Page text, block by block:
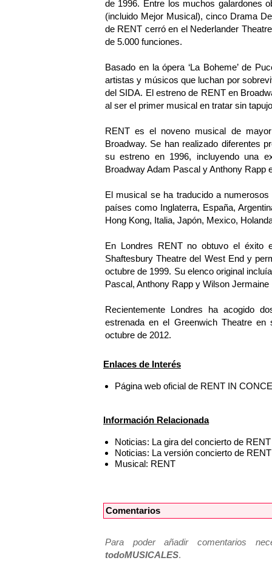
de 1996. Entre los muchos galardones
(incluido Mejor Musical), cinco Drama
de RENT cerró en el Nederlander
de 5.000 funciones.
Basado en la ópera ‘La Boheme’ de
artistas y músicos que luchan por
del SIDA. El estreno de RENT en
al ser el primer musical en tratar sin
RENT es el noveno musical de
Broadway. Se han realizado diferentes
su estreno en 1996, incluyendo una
Broadway Adam Pascal y Anthony Rapp
El musical se ha traducido a
países como Inglaterra, España,
Hong Kong, Italia, Japón, Mexico,
En Londres RENT no obtuvo el éxito
Shaftesbury Theatre del West End y
octubre de 1999. Su elenco original
Pascal, Anthony Rapp y Wilson Jermaine
Recientemente Londres ha acogido
estrenada en el Greenwich Theatre
octubre de 2012.
Enlaces de Interés
Página web oficial de RENT IN
Información Relacionada
Noticias: La gira del concierto de
Noticias: La versión concierto de
Musical: RENT
Comentarios
Para poder añadir comentarios
todoMUSICALES.